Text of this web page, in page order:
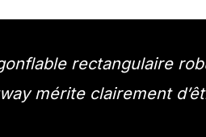
rectangulaire
mérite clairement